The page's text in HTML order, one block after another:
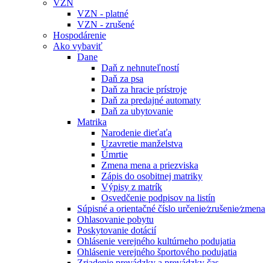
VZN
VZN - platné
VZN - zrušené
Hospodárenie
Ako vybaviť
Dane
Daň z nehnuteľností
Daň za psa
Daň za hracie prístroje
Daň za predajné automaty
Daň za ubytovanie
Matrika
Narodenie dieťaťa
Uzavretie manželstva
Úmrtie
Zmena mena a priezviska
Zápis do osobitnej matriky
Výpisy z matrík
Osvedčenie podpisov na listín
Súpisné a orientačné číslo určenie⁄zrušenie⁄zmena
Ohlasovanie pobytu
Poskytovanie dotácií
Ohlásenie verejného kultúrneho podujatia
Ohlásenie verejného športového podujatia